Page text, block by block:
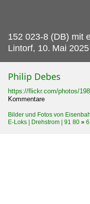
152 023-8 (DB) mit
Lintorf, 10. Mai 2025
Philip Debes
https://flickr.com/photos/
Kommentare
Bilder und Fotos von
E-Loks | Drehstrom | 91 80 »